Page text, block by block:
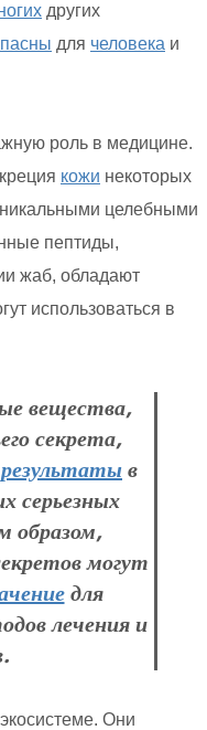
других
для человека и
роль в медицине.
кожи некоторых
целебными
пептиды,
жаб, обладают
использоваться в
вещества,
секрета,
результатыв
серьезных
образом,
могут
для
лечения и
Они